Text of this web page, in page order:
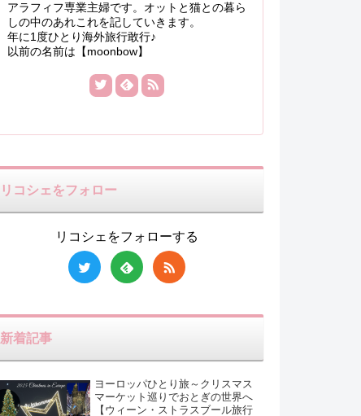
アラフィフ専業主婦です。オットと猫との暮ら
しの中のあれこれを記していきます。
年に1度ひとり海外旅行敢行♪
以前の名前は【moonbow】
リコシェをフォロー
リコシェをフォローする
新着記事
ヨーロッパひとり旅～クリスマス
マーケット巡りでおとぎの世界へ
【ウィーン・ストラスブール旅行